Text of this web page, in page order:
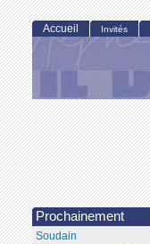
Accueil Invités
Prochainement
Soudain